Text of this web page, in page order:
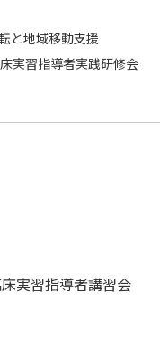
と地域移動支援
実習指導者実践研修会
床実習指導者講習会